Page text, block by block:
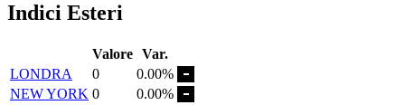
Indici Esteri
Valore Var.
LONDRA
0
0.00%
NEW YORK 0
0.00%